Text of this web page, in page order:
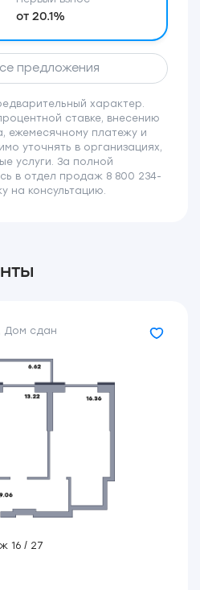
от 20.1%
предложения
характер.
ставке, внесению
ежемесячному платежу и
уточнять в организациях,
услуги. За полной
в отдел продаж 8 800 234-
на консультацию.
Дом сдан
16 / 27